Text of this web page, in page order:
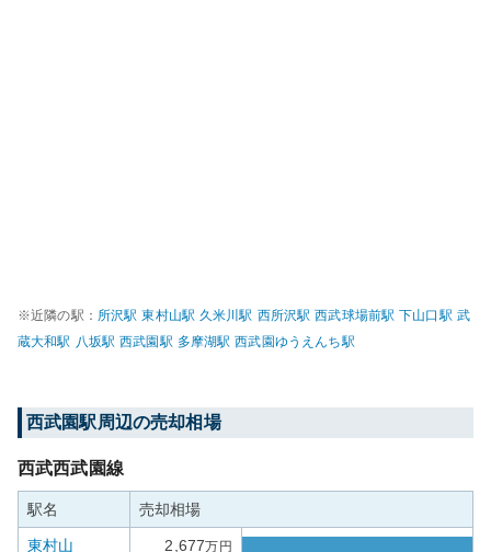
※近隣の駅： 所沢駅 東村山駅 久米川駅 西所沢駅 西武球場前駅 下山口駅 武
蔵大和駅 八坂駅 西武園駅 多摩湖駅 西武園ゆうえんち駅
西武園駅周辺の売却相場
西武西武園線
駅名 売却相場
東村山 2,677万円